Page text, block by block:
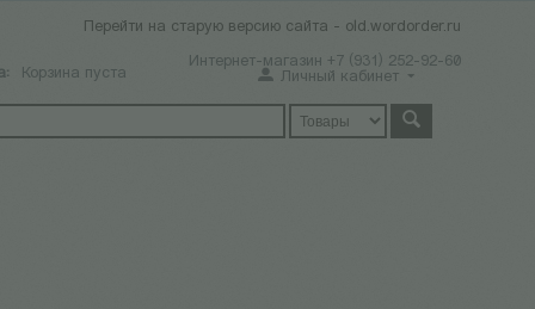
Перейти на старую версию сайта - old.wordorder.ru
Интернет-магазин +7 (931) 252-92-60
Корзина пуста Личный кабинет